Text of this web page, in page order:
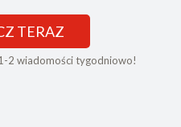
TERAZ
2 wiadomości tygodniowo!